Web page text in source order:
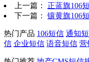
上一篇： 正蓝旗106
下一篇： 镶黄旗106
热门产品 106短信 通知
信 企业短信 语音短信 营